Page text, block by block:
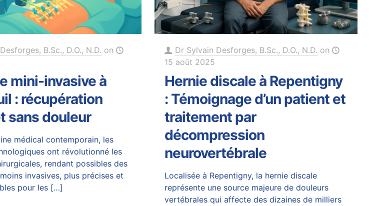
B.Sc., D.O., N.D. on
mini-invasive à
: récupération
sans douleur
médical contemporain, les
ont révolutionné les
rendant possibles des
invasives, plus précises et
pour les[…]
Dr Sylvain Desforges, B.Sc., D.O., N.D. on
15 août 2025
Hernie discale à Repentigny
: Témoignage d’un patient et
traitement par
décompression
neurovertébrale
Localisée à Repentigny, la hernie discale
représente une source majeure de douleurs
vertébrales qui affecte des dizaines de milliers